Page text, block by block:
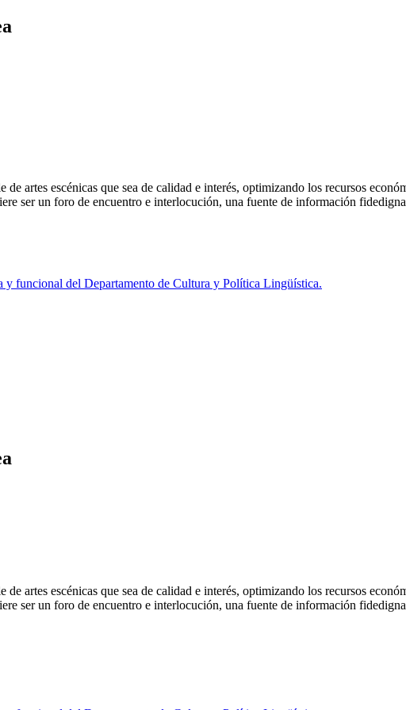
artes escénicas que sea de calidad e interés, optimizando los recursos
ser un foro de encuentro e interlocución, una fuente de información
y funcional del Departamento de Cultura y Política Lingüística.
artes escénicas que sea de calidad e interés, optimizando los recursos
ser un foro de encuentro e interlocución, una fuente de información